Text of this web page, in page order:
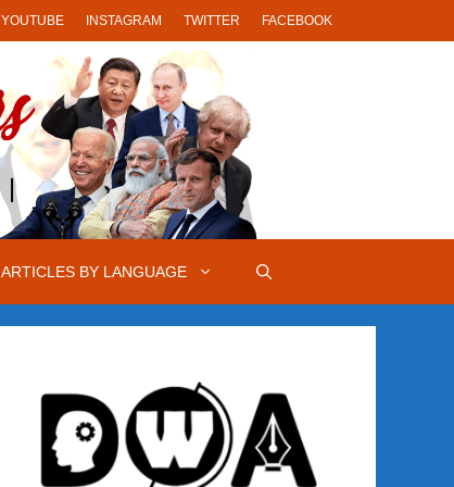
YOUTUBE INSTAGRAM TWITTER FACEBOOK
ARTICLES BY LANGUAGE